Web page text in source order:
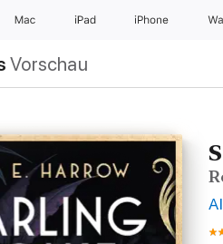
Mac iPad iPhone
Vorschau